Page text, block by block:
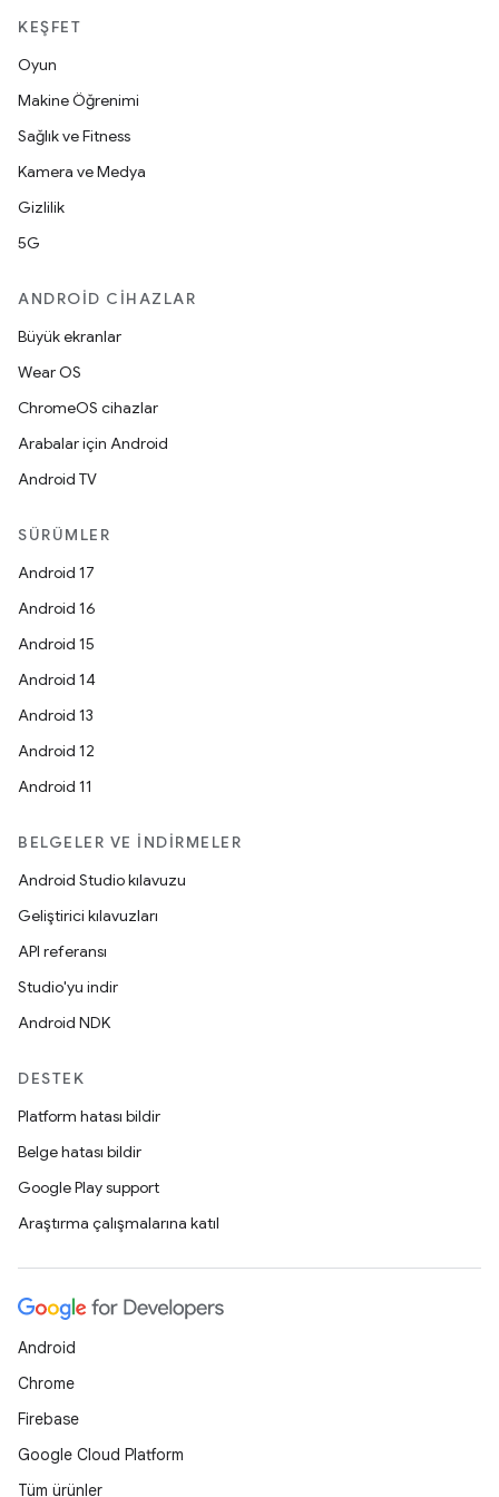
KEŞFET
Oyun
Makine Öğrenimi
Sağlık ve Fitness
Kamera ve Medya
Gizlilik
5G
ANDROID CIHAZLAR
Büyük ekranlar
Wear OS
ChromeOS cihazlar
Arabalar için Android
Android TV
SÜRÜMLER
Android 17
Android 16
Android 15
Android 14
Android 13
Android 12
Android 11
BELGELER VE İNDIRMELER
Android Studio kılavuzu
Geliştirici kılavuzları
API referansı
Studio'yu indir
Android NDK
DESTEK
Platform hatası bildir
Belge hatası bildir
Google Play support
Araştırma çalışmalarına katıl
Android
Chrome
Firebase
Google Cloud Platform
Tüm ürünler